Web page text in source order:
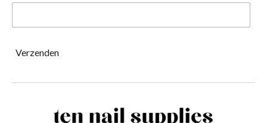
Verzenden